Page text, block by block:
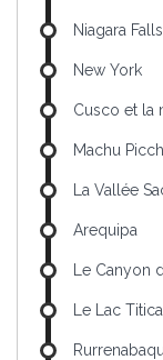
Niagara Falls
New York
Cusco et la
Machu
La Vallée
Arequipa
Le Canyon
Le Lac